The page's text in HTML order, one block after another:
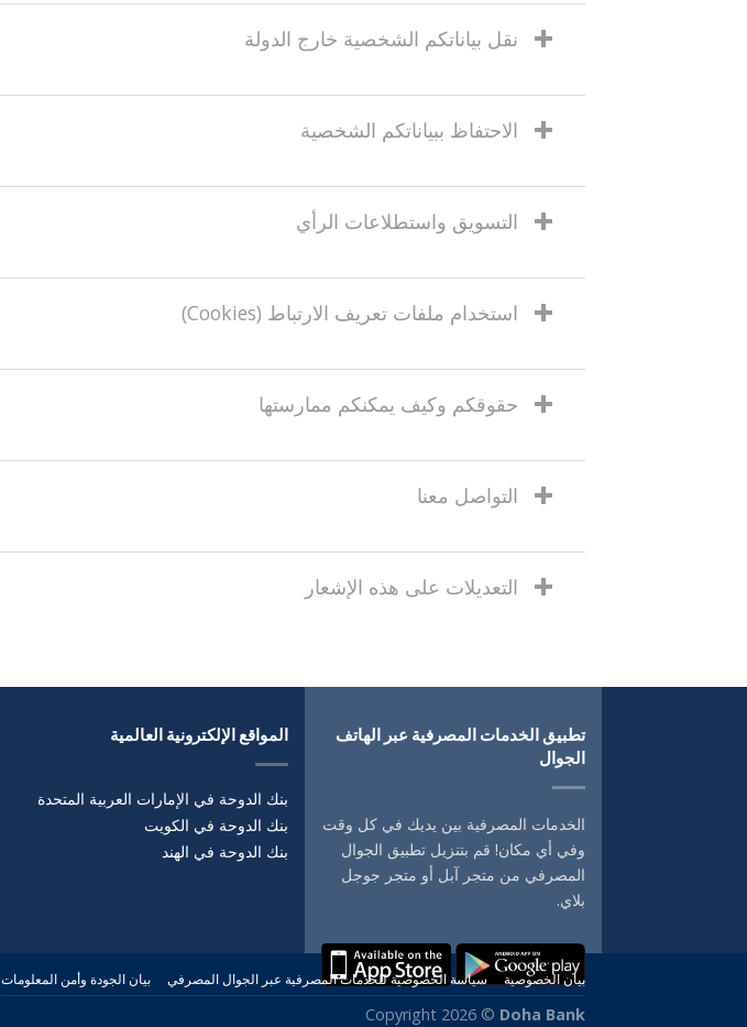
نقل بياناتكم الشخصية خارج الدولة
الاحتفاظ ببياناتكم الشخصية
التسويق واستطلاعات الرأي
استخدام ملفات تعريف الارتباط (Cookies)
حقوقكم وكيف يمكنكم ممارستها
التواصل معنا
التعديلات على هذه الإشعار
المواقع الإلكترونية العالمية
بنك الدوحة في الإمارات العربية المتحدة
بنك الدوحة في الكويت
بنك الدوحة في الهند
تطبيق الخدمات المصرفية عبر الهاتف
الجوال
الخدمات المصرفية بين يديك في كل وقت
وفي أي مكان! قم بتنزيل تطبيق الجوال
المصرفي من متجر آبل أو متجر جوجل
بلاي.
بيان الخصوصية سياسة الخصوصية للخدمات المصرفية عبر الجوال المصرفي بيان الجودة وأمن المعلومات
Copyright 2026 © Doha Bank